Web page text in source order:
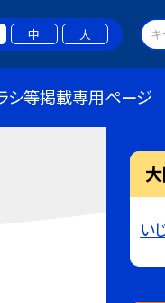
中 大
シ等掲載専用ページ
い